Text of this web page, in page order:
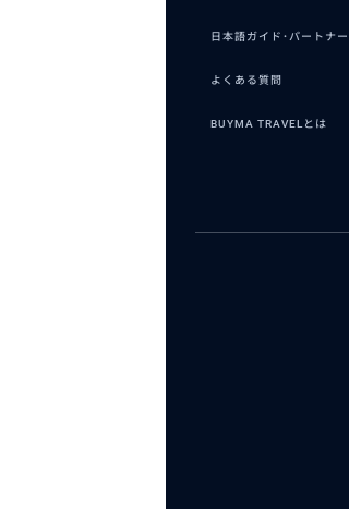
日本語ガイド･パートナ
よくある質問
BUYMA TRAVELとは